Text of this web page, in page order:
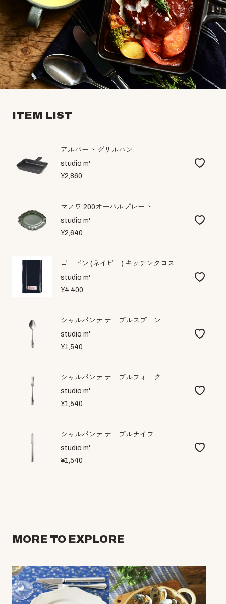
ITEM LIST
アルバート グリルパン
studio m'
¥2,860
マノワ 200オーバルプレート
studio m'
¥2,640
ゴードン (ネイビー) キッチンクロス
studio m'
¥4,400
シャルパンテ テーブルスプーン
studio m'
¥1,540
シャルパンテ テーブルフォーク
studio m'
¥1,540
シャルパンテ テーブルナイフ
studio m'
¥1,540
MORE TO EXPLORE